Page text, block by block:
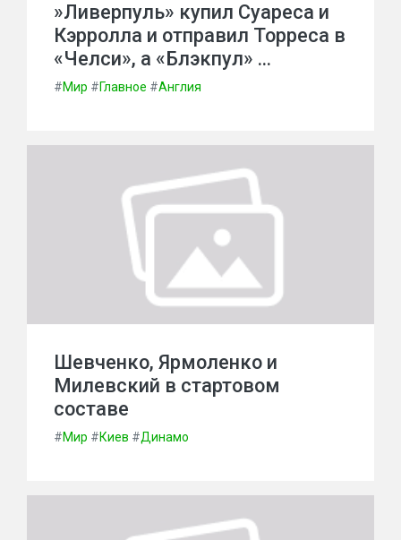
»Ливерпуль» купил Суареса и
Кэрролла и отправил Торреса в
«Челси», а «Блэкпул» …
#Мир #Главное #Англия
Шевченко, Ярмоленко и
Милевский в стартовом
составе
#Мир #Киев #Динамо